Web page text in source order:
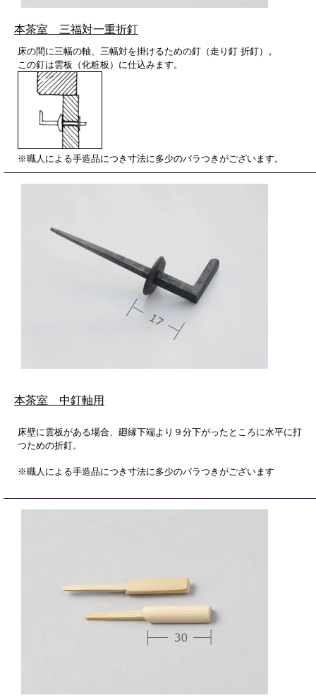
本茶室 三福対一重折釘
床の間に三幅の軸、三幅対を掛けるための釘（走り釘 折釘）。
この釘は雲板（化粧板）に仕込みます。
※職人による手造品につき寸法に多少のバラつきがございます。
本茶室 中釘軸用
床壁に雲板がある場合、廻縁下端より９分下がったところに水平に打
つための折釘。
※職人による手造品につき寸法に多少のバラつきがございます